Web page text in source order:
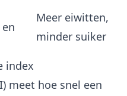
Meer eiwitten,
minder suiker
index
meet hoe snel een